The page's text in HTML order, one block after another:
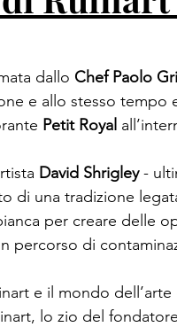
dallo Chef Paolo
e allo stesso tempo
Petit Royal
David Shrigley -
di una tradizione
per creare delle
percorso di
e il mondo
lo zio del